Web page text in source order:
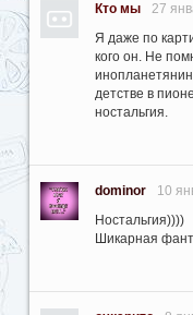
Кто мы 27
Я даже по
кого он. Не
детстве в
ностальгия.
dominor 10
Ностальгия))))
Шикарная